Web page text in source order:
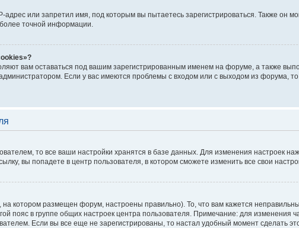
или запретил имя, под которым вы пытаетесь зарегистрироваться. Также он
точной информации.
вам оставаться под вашим зарегистрированным именем на форуме, а также
Если у вас имеются проблемы с входом или с выходом из форума,
то все ваши настройки хранятся в базе данных. Для изменения настроек
вы попадете в центр пользователя, в котором сможете изменить все свои
котором размещен форум, настроены правильно). То, что вам кажется
пояс в группе общих настроек центра пользователя. Примечание: для изменения
Если вы все еще не зарегистрированы, то настал удобный момент сделать